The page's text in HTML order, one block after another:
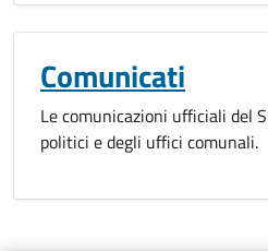
Comunicati
Le comunicazioni ufficiali del
politici e degli uffici comunali.